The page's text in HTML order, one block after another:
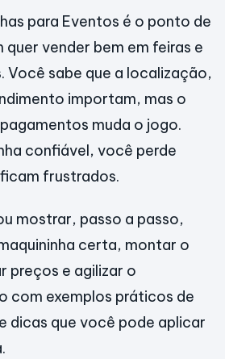
para Eventos é o ponto de
quer vender bem em feiras e
Você sabe que a localização,
importam, mas o
muda o jogo.
confiável, você perde
frustrados.
mostrar, passo a passo,
certa, montar o
preços e agilizar o
com exemplos práticos de
dicas que você pode aplicar